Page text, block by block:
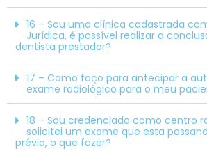
16 – Sou uma clínica cadastrada
Jurídica, é possível realizar a
dentista prestador?
17 – Como faço para antecipar a
exame radiológico para o meu
18 – Sou credenciado como centro
solicitei um exame que esta
prévia, o que fazer?